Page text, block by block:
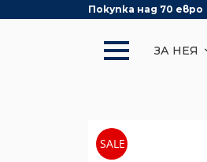
Покупка над 70 евро
ЗА НЕЯ
SALE